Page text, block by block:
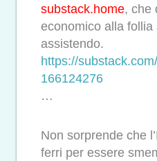
substack.home, che
economico alla follia
assistendo.
https://
166124276
…
Non sorprende che
ferri per essere